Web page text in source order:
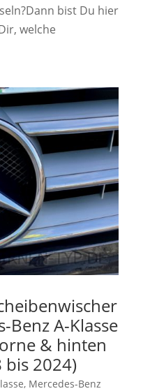
bist Du hier
welche
A-Klasse
& hinten
bis 2024)
, Mercedes-Benz